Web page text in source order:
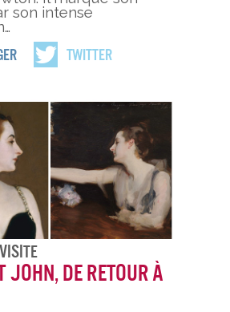
son intense
Twitter
John, de retour à